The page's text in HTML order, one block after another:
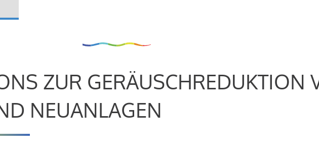
ZUR GERÄUSCHREDUKTION
NEUANLAGEN